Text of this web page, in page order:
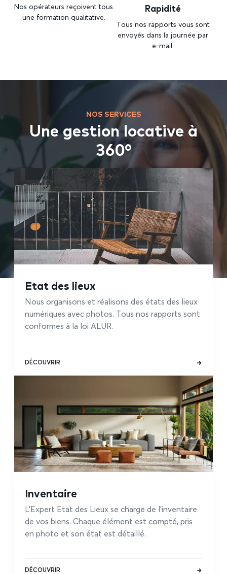
Nos opérateurs reçoivent tous
une formation qualitative.
Rapidité
Tous nos rapports vous sont
envoyés dans la journée par
e-mail.
NOS SERVICES
Une gestion locative à
360°
Etat des lieux
Nous organisons et réalisons des états des lieux
numériques avec photos. Tous nos rapports sont
conformes à la loi ALUR.
DÉCOUVRIR
Inventaire
L’Expert Etat des Lieux se charge de l’inventaire
de vos biens. Chaque élément est compté, pris
en photo et son état est détaillé.
DÉCOUVRIR